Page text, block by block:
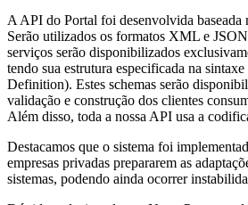
A API do Portal foi desenvolvida baseada
Serão utilizados os formatos XML e
serviços serão disponibilizados
tendo sua estrutura especificada na
Definition). Estes schemas serão
validação e construção dos clientes
Além disso, toda a nossa API usa a
Destacamos que o sistema foi
empresas privadas prepararem as
sistemas, podendo ainda ocorrer